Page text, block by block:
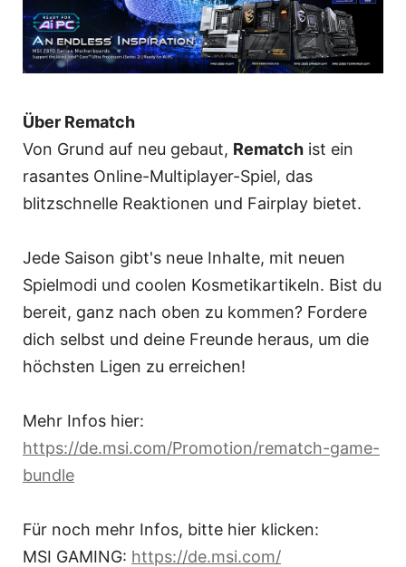
Über Rematch
Von Grund auf neu gebaut, Rematch ist ein
rasantes Online-Multiplayer-Spiel, das
blitzschnelle Reaktionen und Fairplay bietet.
Jede Saison gibt's neue Inhalte, mit neuen
Spielmodi und coolen Kosmetikartikeln. Bist du
bereit, ganz nach oben zu kommen? Fordere
dich selbst und deine Freunde heraus, um die
höchsten Ligen zu erreichen!
Mehr Infos hier:
https://de.msi.com/Promotion/rematch-game-
bundle
Für noch mehr Infos, bitte hier klicken:
MSI GAMING: https://de.msi.com/